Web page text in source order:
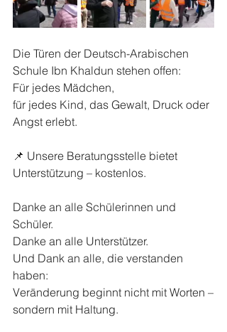
Die Türen der Deutsch-Arabischen
Schule Ibn Khaldun stehen offen:
Für jedes Mädchen,
für jedes Kind, das Gewalt, Druck oder
Angst erlebt.
📌 Unsere Beratungsstelle bietet
Unterstützung – kostenlos.
Danke an alle Schülerinnen und
Schüler.
Danke an alle Unterstützer.
Und Dank an alle, die verstanden
haben:
Veränderung beginnt nicht mit Worten –
sondern mit Haltung.